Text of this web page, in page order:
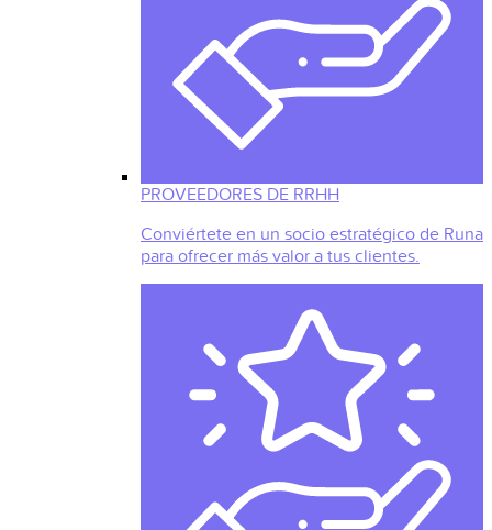
PROVEEDORES DE RRHH
Conviértete en un socio estratégico de Runa
para ofrecer más valor a tus clientes.